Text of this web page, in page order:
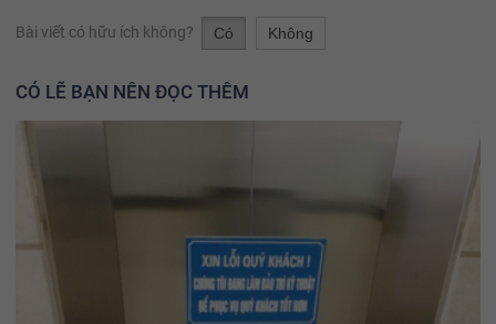
Bài viết có hữu ích không? Có Không
CÓ LẼ BẠN NÊN ĐỌC THÊM